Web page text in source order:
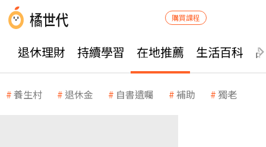
購買課程
退休理財 持續學習 在地推薦 生活百科
養生村 退休金 自書遺囑 補助 獨老